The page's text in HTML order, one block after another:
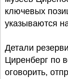
ключевых
указываются
Детали
Циренберг по
оговорить,